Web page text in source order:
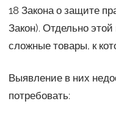
18 Закона о защите
Закон). Отдельно
сложные товары, к
Выявление в них
потребовать: